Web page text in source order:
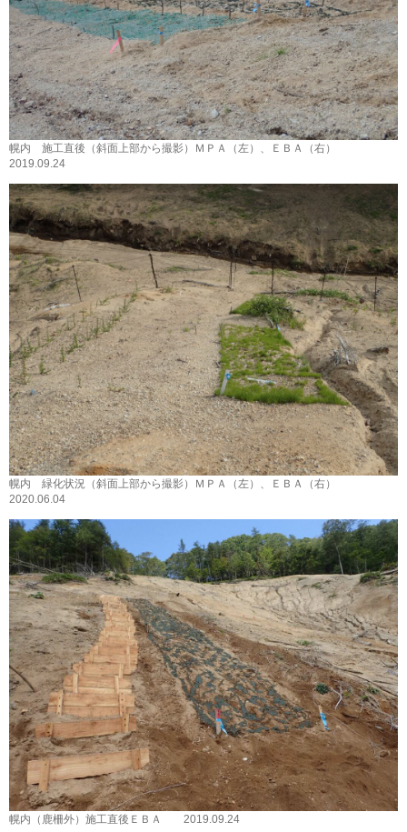
幌内 施工直後（斜面上部から撮影）ＭＰＡ（左）、ＥＢＡ（右）
2019.09.24
幌内 緑化状況（斜面上部から撮影）ＭＰＡ（左）、ＥＢＡ（右）
2020.06.04
幌内（鹿柵外）施工直後ＥＢＡ 2019.09.24